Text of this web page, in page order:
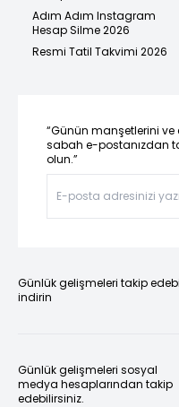
Adım Adım Instagram
Hesap Silme 2026
Resmi Tatil Takvimi 2026
“Günün manşetlerini
sabah e-postanızdan
olun.”
Günlük gelişmeleri takip
indirin
Günlük gelişmeleri sosyal
medya hesaplarından takip
edebilirsiniz.